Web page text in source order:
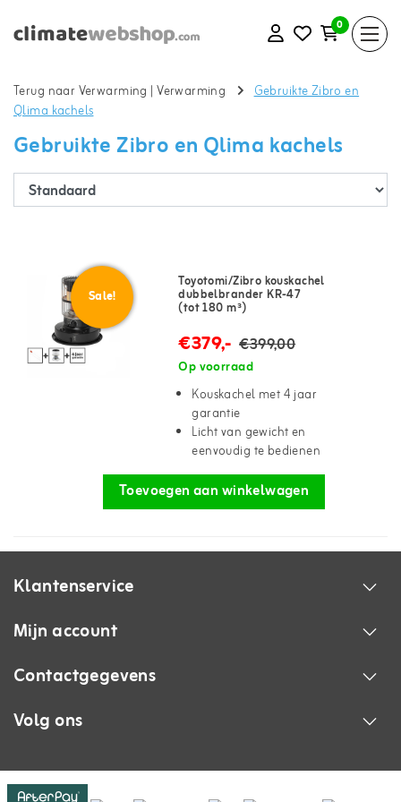
0
Terug naar Verwarming |Verwarming
Gebruikte Zibro en
Qlima kachels
Gebruikte Zibro en Qlima kachels
Sale!
Toyotomi/Zibro kouskachel
dubbelbrander KR-47
(tot 180 m³)
€379,- €399,00
Op voorraad
Kouskachel met 4 jaar
garantie
Licht van gewicht en
eenvoudig te bedienen
Toevoegen aan winkelwagen
Klantenservice
Mijn account
Contactgegevens
Volg ons